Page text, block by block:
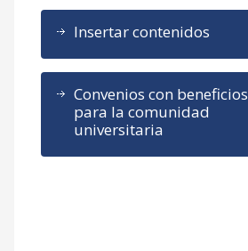
Insertar contenidos
Convenios con beneficios
para la comunidad
universitaria